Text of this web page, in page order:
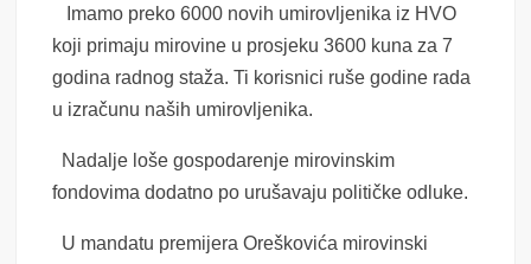
Imamo preko 6000 novih umirovljenika iz HVO
koji primaju mirovine u prosjeku 3600 kuna za 7
godina radnog staža. Ti korisnici ruše godine rada
u izračunu naših umirovljenika.
Nadalje loše gospodarenje mirovinskim
fondovima dodatno po urušavaju političke odluke.
U mandatu premijera Oreškovića mirovinski